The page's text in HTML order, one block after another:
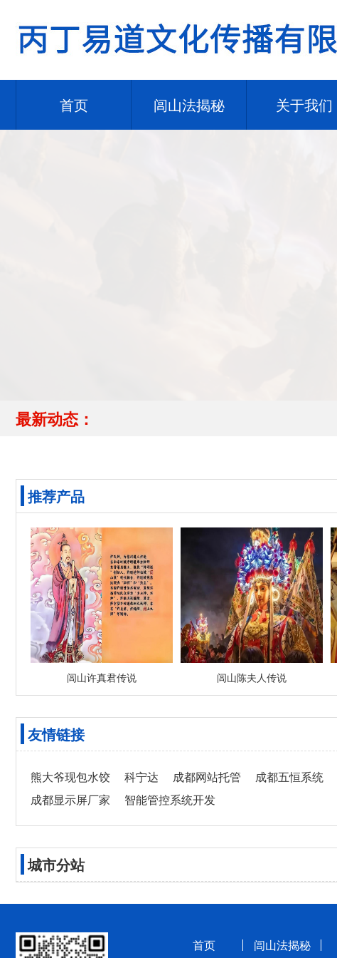
首页 闾山法揭秘 关于我们
最新动态：
推荐产品
闾山许真君传说 闾山陈夫人传说
友情链接
熊大爷现包水饺 科宁达 成都网站托管 成都五恒系统
成都显示屏厂家
智能管控系统开发
城市分站
首页 闾山法揭秘